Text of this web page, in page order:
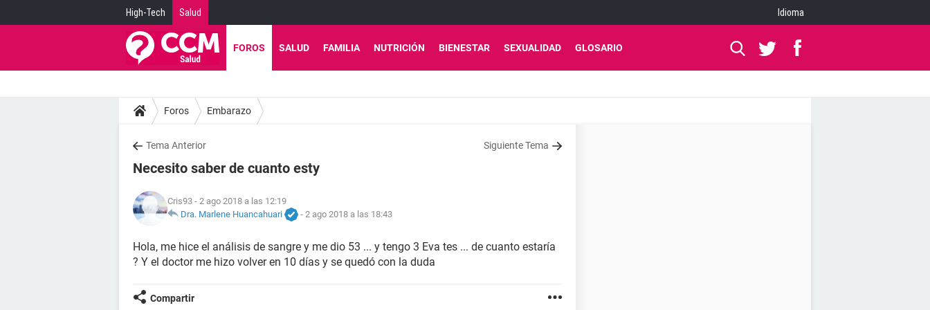
High-Tech Salud Idioma
FOROS SALUD FAMILIA NUTRICIÓN BIENESTAR SEXUALIDAD GLOSARIO
Foros Embarazo
Tema Anterior Siguiente Tema
Necesito saber de cuanto esty
Cris93 - 2 ago 2018 a las 12:19
Dra. Marlene Huancahuari
- 2 ago 2018 a las 18:43
Hola, me hice el análisis de sangre y me dio 53 ... y tengo 3 Eva tes ... de cuanto estaría
? Y el doctor me hizo volver en 10 días y se quedó con la duda
Compartir